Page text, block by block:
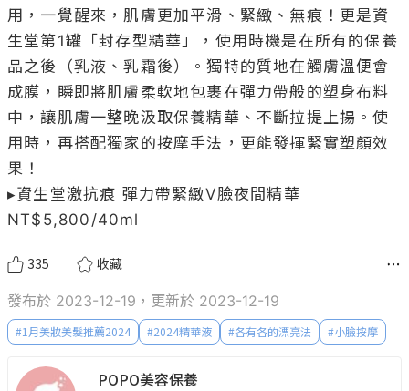
用，一覺醒來，肌膚更加平滑、緊緻、無痕！更是資
生堂第1罐「封存型精華」，使用時機是在所有的保養
品之後（乳液、乳霜後）。獨特的質地在觸膚溫便會
成膜，瞬即將肌膚柔軟地包裹在彈力帶般的塑身布料
中，讓肌膚一整晚汲取保養精華、不斷拉提上揚。使
用時，再搭配獨家的按摩手法，更能發揮緊實塑顏效
果！
▸資生堂激抗痕 彈力帶緊緻V臉夜間精華
NT$5,800/40ml
335 收藏
發布於 2023-12-19，更新於 2023-12-19
#1月美妝美髮推薦2024 #2024精華液 #各有各的漂亮法 #小臉按摩
POPO美容保養